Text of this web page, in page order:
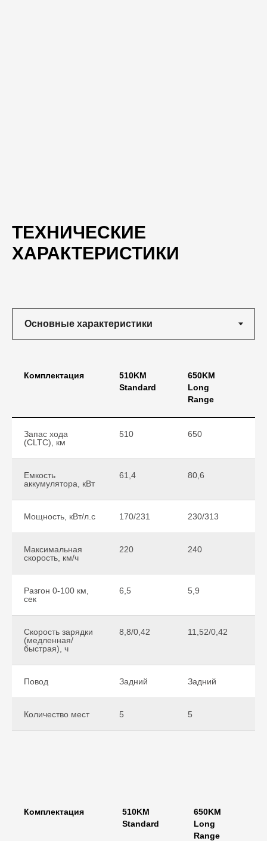
ТЕХНИЧЕСКИЕ
ХАРАКТЕРИСТИКИ
Комплектация
510KM
Standard
650KM
Long
Range
Запас хода
(CLTC), км
510 650
Емкость
аккумулятора, кВт
61,4 80,6
Мощность, кВт/л.с 170/231 230/313
Максимальная
скорость, км/ч
220 240
Разгон 0-100 км,
сек
6,5 5,9
Скорость зарядки
(медленная/
быстрая), ч
8,8/0,42 11,52/0,42
Повод Задний Задний
Количество мест 5 5
Комплектация
510KM
Standard
650KM
Long
Range